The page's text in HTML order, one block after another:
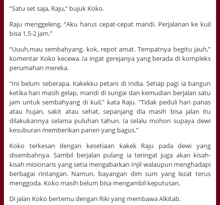
“Satu set saja, Raju,” bujuk Koko.
Raju menggeleng, “Aku harus cepat-cepat mandi. Perjalanan ke kuil
bisa 1,5-2 jam.”
“Uuuh,mau sembahyang, kok, repot amat. Tempatnya begitu jauh,”
komentar Koko kecewa. Ia ingat gerejanya yang berada di kompleks
perumahan mereka.
“Ini belum seberapa. Kakekku petani di India. Setiap pagi ia bangun
ketika hari masih gelap, mandi di sungai dan kemudian berjalan satu
jam untuk sembahyang di kuil,” kata Raju. “Tidak peduli hari panas
atau hujan, sakit atau sehat, sepanjang dia masih bisa jalan itu
dilakukannya selama puluhan tahun. Ia selalu mohon supaya dewi
kesuburan memberikan panen yang bagus.”
Koko terkesan dengan kesetiaan kakek Raju pada dewi yang
disembahnya. Sambil berjalan pulang ia teringat juga akan kisah-
kisah misionaris yang setia mengabarkan Injil walaupun menghadapi
berbagai rintangan. Namun, bayangan dim sum yang lezat terus
menggoda. Koko masih belum bisa mengambil keputusan.
Di jalan Koko bertemu dengan Riki yang membawa Alkitab.